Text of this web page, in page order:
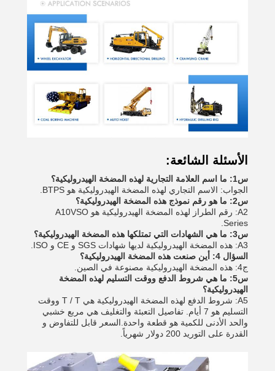
الأسئلة الشائعة:
س1: ما اسم العلامة التجارية لهذه المضخة الهيدروليكية؟
الجواب: الاسم التجاري لهذه المضخة الهيدروليكية هو BTPS.
س2: ما هو رقم نموذج هذه المضخة الهيدروليكية؟
A2: رقم الطراز لهذه المضخة الهيدروليكية هو A10VSO
Series.
س3: ما هي الشهادات التي تمتلكها هذه المضخة الهيدروليكية؟
A3: هذه المضخة الهيدروليكية لديها شهادات SGS و CE و ISO.
السؤال 4: أين صنعت هذه المضخة الهيدروليكية؟
ج4: هذه المضخة الهيدروليكية مصنوعة في الصين.
س5: ما هي شروط الدفع ووقت التسليم لهذه المضخة
الهيدروليكية؟
A5: شروط الدفع لهذه المضخة الهيدروليكية هي T / T ووقت
التسليم هو 7 أيام. تفاصيل التعبئة والتغليف هي مربع خشبي
والحد الأدنى للكمية هو قطعة واحدة.السعر قابل للتفاوض و
القدرة على التوريد 200 دولار شهرياً.